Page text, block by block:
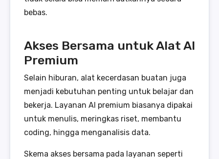
bebas.
Akses Bersama untuk Alat AI
Premium
Selain hiburan, alat kecerdasan buatan juga
menjadi kebutuhan penting untuk belajar dan
bekerja. Layanan AI premium biasanya dipakai
untuk menulis, meringkas riset, membantu
coding, hingga menganalisis data.
Skema akses bersama pada layanan seperti